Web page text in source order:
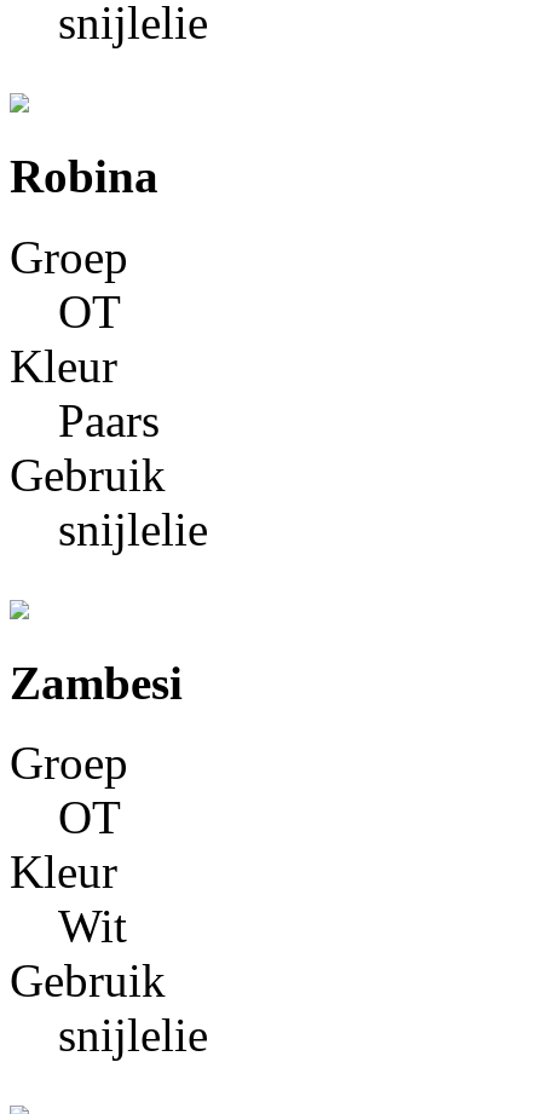
snijlelie
Robina
Groep
OT
Kleur
Paars
Gebruik
snijlelie
Zambesi
Groep
OT
Kleur
Wit
Gebruik
snijlelie